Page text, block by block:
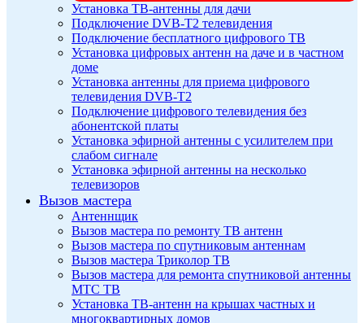
Установка ТВ-антенны для дачи
Подключение DVB-T2 телевидения
Подключение бесплатного цифрового ТВ
Установка цифровых антенн на даче и в частном
доме
Установка антенны для приема цифрового
телевидения DVB-T2
Подключение цифрового телевидения без
абонентской платы
Установка эфирной антенны с усилителем при
слабом сигнале
Установка эфирной антенны на несколько
телевизоров
Вызов мастера
Антеннщик
Вызов мастера по ремонту ТВ антенн
Вызов мастера по спутниковым антеннам
Вызов мастера Триколор ТВ
Вызов мастера для ремонта спутниковой антенны
МТС ТВ
Установка ТВ-антенн на крышах частных и
многоквартирных домов